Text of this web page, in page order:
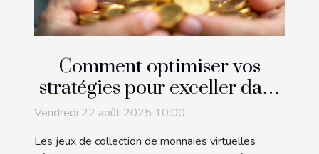
Comment optimiser vos
stratégies pour exceller dans
les jeux de collection de
monnaies virtuelles ?
Vendredi 22 août 2025 10:00
Les jeux de collection de monnaies virtuelles